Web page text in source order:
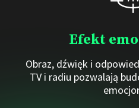
Efekt
Obraz, dźwięk i
TV i radiu pozwalają